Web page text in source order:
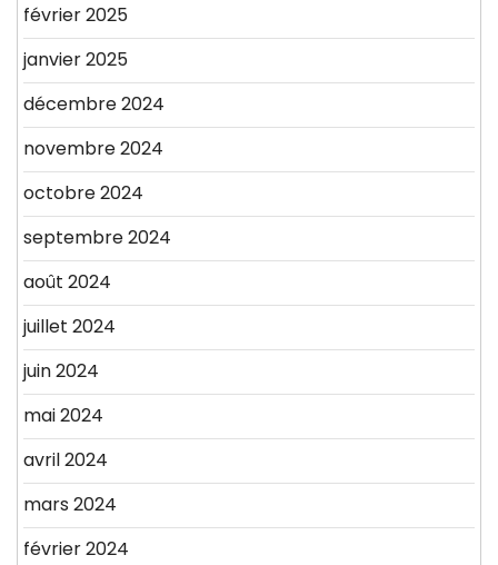
février 2025
janvier 2025
décembre 2024
novembre 2024
octobre 2024
septembre 2024
août 2024
juillet 2024
juin 2024
mai 2024
avril 2024
mars 2024
février 2024